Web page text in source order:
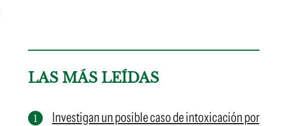
LAS MÁS LEÍDAS
Investigan un posible caso de intoxicación por